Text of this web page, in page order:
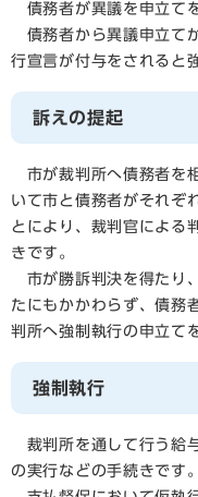
債務者が異議を申立て
債務者から異議申立て
行宣言が付与をされると
訴えの提起
市が裁判所へ債務者を
いて市と債務者がそれぞ
とにより、裁判官による
きです。
市が勝訴判決を得たり
たにもかかわらず、債務
判所へ強制執行の申立て
強制執行
裁判所を通して行う給
の実行などの手続きです。